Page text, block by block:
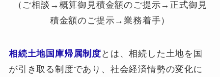
（ご相談→概算御見積金額のご提示→正式御見
積金額のご提示→業務着手）
相続土地国庫帰属制度 とは、相続した土地を国
が引き取る制度であり、社会経済情勢の変化に